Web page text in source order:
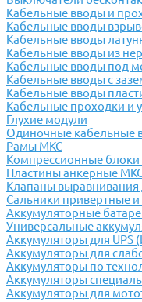
Кабельные вводы и
Кабельные вводы
Кабельные вводы
Кабельные вводы из
Кабельные вводы под
Кабельные вводы с
Кабельные вводы
Кабельные проходки и
Глухие модули
Одиночные кабельные
Рамы МКС
Компрессионные
Пластины анкерные
Клапаны выравнивания
Сальники привертные
Аккумуляторные
Универсальные
Аккумуляторы для UPS
Аккумуляторы для
Аккумуляторы по
Аккумуляторы
Аккумуляторы для